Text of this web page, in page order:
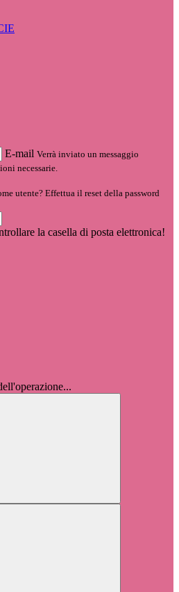
E-mail Verrà inviato un messaggio
necessarie.
utente? Effettua il reset della password
la casella di posta elettronica!